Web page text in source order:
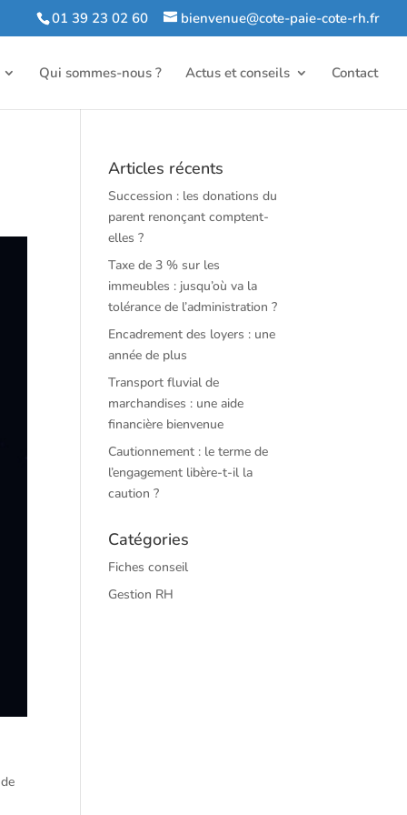
01 39 23 02 60 bienvenue@cote-paie-cote-rh.fr
Qui sommes-nous ? Actus et conseils Contact
Articles récents
Succession : les donations du
parent renonçant comptent-
elles ?
Taxe de 3 % sur les
immeubles : jusqu’où va la
tolérance de l’administration ?
Encadrement des loyers : une
année de plus
Transport fluvial de
marchandises : une aide
financière bienvenue
Cautionnement : le terme de
l’engagement libère-t-il la
caution ?
Catégories
Fiches conseil
Gestion RH